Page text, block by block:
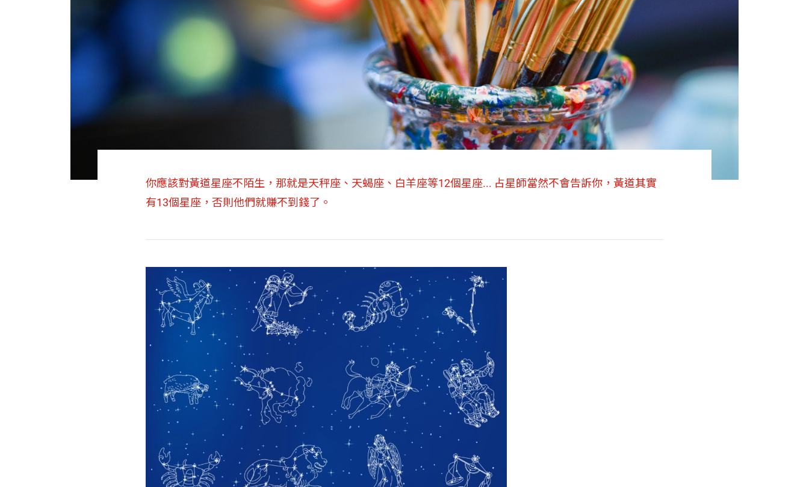
你應該對黃道星座不陌生，那就是天秤座、天蝎座、白羊座等12個星座... 占星師當然不會告訴你，黃道其實
有13個星座，否則他們就賺不到錢了。